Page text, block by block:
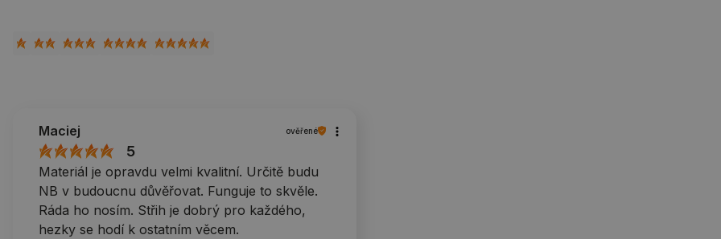
Maciej ověřené
5
Materiál je opravdu velmi kvalitní. Určitě budu
NB v budoucnu důvěřovat. Funguje to skvěle.
Ráda ho nosím. Střih je dobrý pro každého,
hezky se hodí k ostatním věcem.